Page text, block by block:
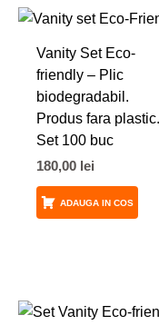
Vanity Set Eco-
friendly – Plic
biodegradabil.
Produs fara plastic.
Set 100 buc
180,00 lei
ADAUGA IN COS